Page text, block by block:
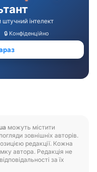
можуть містити
зовнішніх авторів.
редакції. Кожна
автора. Редакція не
за їх